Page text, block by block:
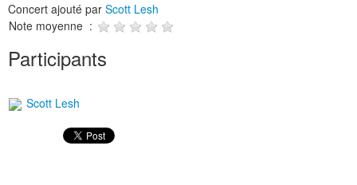
Concert ajouté par Scott Lesh
Note moyenne :
Participants
Scott Lesh